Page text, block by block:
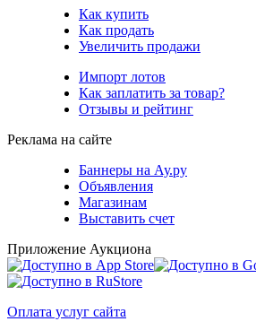
Как купить
Как продать
Увеличить продажи
Импорт лотов
Как заплатить за товар?
Отзывы и рейтинг
Реклама на сайте
Баннеры на Ау.ру
Объявления
Магазинам
Выставить счет
Приложение Аукциона
Оплата услуг сайта